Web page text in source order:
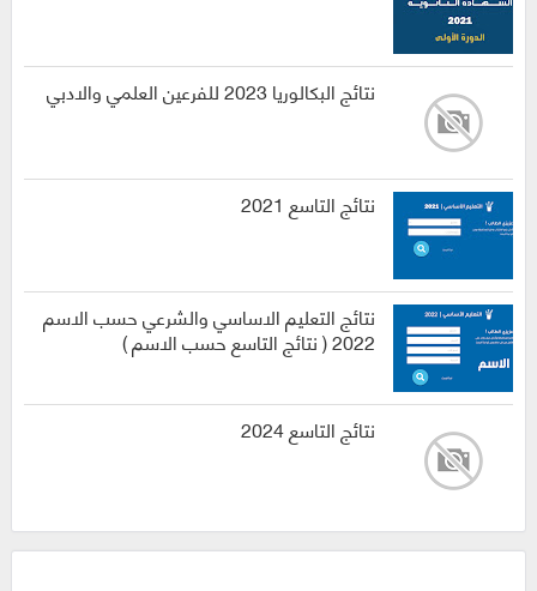
نتائج البكالوريا 2023 للفرعين العلمي والادبي
نتائج التاسع 2021
نتائج التعليم الاساسي والشرعي حسب الاسم
2022 ( نتائج التاسع حسب الاسم )
نتائج التاسع 2024